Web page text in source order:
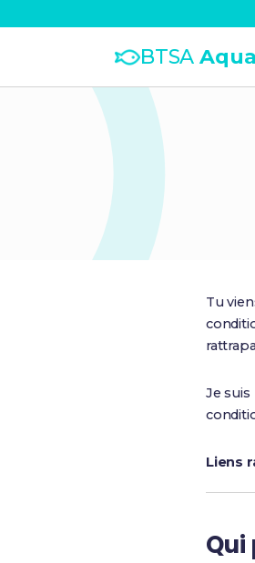
BTSA Aqua
Tu
Je
Liens